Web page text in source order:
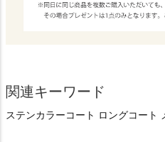
関連キーワード
ステンカラーコート ロングコート